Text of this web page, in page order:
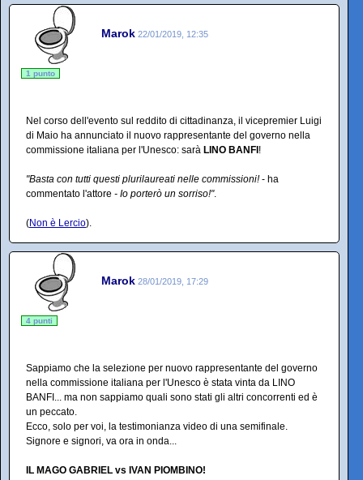
Marok 22/01/2019, 12:35
1 punto
Nel corso dell'evento sul reddito di cittadinanza, il vicepremier Luigi
di Maio ha annunciato il nuovo rappresentante del governo nella
commissione italiana per l'Unesco: sarà LINO BANFI !
"Basta con tutti questi plurilaureati nelle commissioni!- ha
commentato l'attore - Io porterò un sorriso!".
(Non è Lercio).
Marok 28/01/2019, 17:29
4 punti
Sappiamo che la selezione per nuovo rappresentante del governo
nella commissione italiana per l'Unesco è stata vinta da LINO
BANFI... ma non sappiamo quali sono stati gli altri concorrenti ed è
un peccato.
Ecco, solo per voi, la testimonianza video di una semifinale.
Signore e signori, va ora in onda...
IL MAGO GABRIEL vs IVAN PIOMBINO!